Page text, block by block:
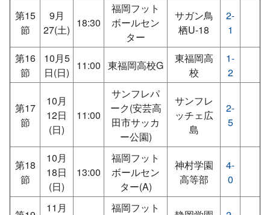
第15
節
9月
27(土) 18:30
福岡フット
ボールセン
ター
サガン鳥
栖U-18
2-
1
第16
節
10月5
日(日) 11:00 東福岡高校G
東福岡高
校
1-
2
第17
節
10月
12日
(日)
11:00
サンフレパ
ーク(安芸高
田市サッカ
ー公園)
サンフレ
ッチェ広
島
2-
5
第18
節
10月
18日
(日)
13:00
福岡フット
ボールセン
ター(A)
神村学園
高等部
4-
0
11月
福岡フット